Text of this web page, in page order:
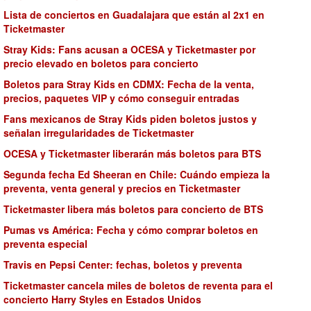
Lista de conciertos en Guadalajara que están al 2x1 en
Ticketmaster
Stray Kids: Fans acusan a OCESA y Ticketmaster por
precio elevado en boletos para concierto
Boletos para Stray Kids en CDMX: Fecha de la venta,
precios, paquetes VIP y cómo conseguir entradas
Fans mexicanos de Stray Kids piden boletos justos y
señalan irregularidades de Ticketmaster
OCESA y Ticketmaster liberarán más boletos para BTS
Segunda fecha Ed Sheeran en Chile: Cuándo empieza la
preventa, venta general y precios en Ticketmaster
Ticketmaster libera más boletos para concierto de BTS
Pumas vs América: Fecha y cómo comprar boletos en
preventa especial
Travis en Pepsi Center: fechas, boletos y preventa
Ticketmaster cancela miles de boletos de reventa para el
concierto Harry Styles en Estados Unidos